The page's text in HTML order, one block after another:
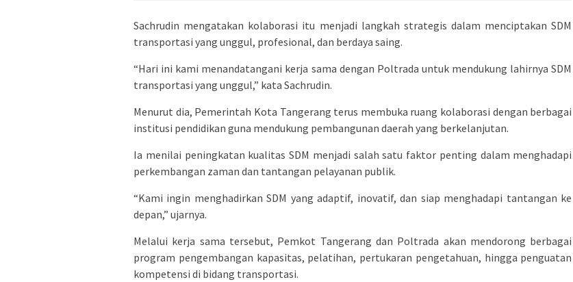
Sachrudin mengatakan kolaborasi itu menjadi langkah strategis dalam menciptakan SDM
transportasi yang unggul, profesional, dan berdaya saing.
“Hari ini kami menandatangani kerja sama dengan Poltrada untuk mendukung lahirnya SDM
transportasi yang unggul,” kata Sachrudin.
Menurut dia, Pemerintah Kota Tangerang terus membuka ruang kolaborasi dengan berbagai
institusi pendidikan guna mendukung pembangunan daerah yang berkelanjutan.
Ia menilai peningkatan kualitas SDM menjadi salah satu faktor penting dalam menghadapi
perkembangan zaman dan tantangan pelayanan publik.
“Kami ingin menghadirkan SDM yang adaptif, inovatif, dan siap menghadapi tantangan ke
depan,” ujarnya.
Melalui kerja sama tersebut, Pemkot Tangerang dan Poltrada akan mendorong berbagai
program pengembangan kapasitas, pelatihan, pertukaran pengetahuan, hingga penguatan
kompetensi di bidang transportasi.